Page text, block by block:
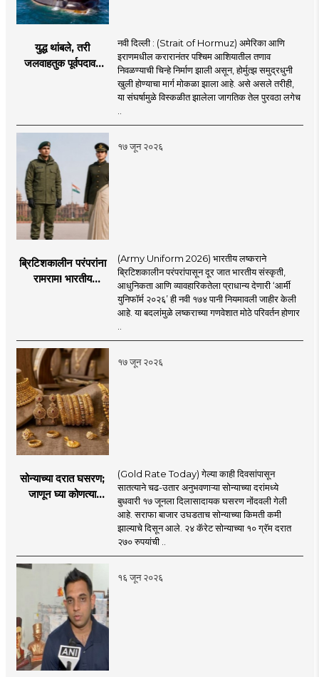
युद्ध थांबले, तरी
जलवाहतुक पूर्वपदावर
चिंता.
नवी दिल्ली : (Strait of Hormuz) अमेरिका आणि
इराणमधील करारानंतर पश्चिम आशियातील तणाव
निवळण्याची चिन्हे निर्माण झाली असून, होर्मुत्झ समुद्रधुनी
खुली होण्याचा मार्ग मोकळा झाला आहे. असे असले तरीही,
या संघर्षामुळे विस्कळीत झालेला जागतिक तेल पुरवठा लगेच
१७ जून २०२६
ब्रिटिशकालीन परंपरांना
रामराम! भारतीय
(Army Uniform 2026) भारतीय लष्कराने
ब्रिटिशकालीन परंपरांपासून दूर जात भारतीय संस्कृती,
आधुनिकता आणि व्यावहारिकतेला प्राधान्य देणारी ‘आर्मी
युनिफॉर्म २०२६’ ही नवी १७४ पानी नियमावली जाहीर केली
आहे. या बदलांमुळे लष्कराच्या गणवेशात मोठे परिवर्तन होणार
१७ जून २०२६
सोन्याच्या दरात घसरण;
जाणून घ्या कोणत्या
(Gold Rate Today) गेल्या काही दिवसांपासून
सातत्याने चढ-उतार अनुभवणाऱ्या सोन्याच्या दरांमध्ये
बुधवारी १७ जूनला दिलासादायक घसरण नोंदवली गेली
आहे. सराफा बाजार उघडताच सोन्याच्या किमती कमी
झाल्याचे दिसून आले. २४ कॅरेट सोन्याच्या १० ग्रॅम दरात
२७० रुपयांची ..
१६ जून २०२६